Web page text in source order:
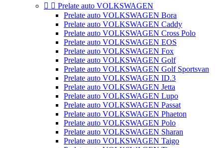
  Prelate auto VOLKSWAGEN
Prelate auto VOLKSWAGEN Bora
Prelate auto VOLKSWAGEN Caddy
Prelate auto VOLKSWAGEN Cross Polo
Prelate auto VOLKSWAGEN EOS
Prelate auto VOLKSWAGEN Fox
Prelate auto VOLKSWAGEN Golf
Prelate auto VOLKSWAGEN Golf Sportsvan
Prelate auto VOLKSWAGEN ID.3
Prelate auto VOLKSWAGEN Jetta
Prelate auto VOLKSWAGEN Lupo
Prelate auto VOLKSWAGEN Passat
Prelate auto VOLKSWAGEN Phaeton
Prelate auto VOLKSWAGEN Polo
Prelate auto VOLKSWAGEN Sharan
Prelate auto VOLKSWAGEN Taigo